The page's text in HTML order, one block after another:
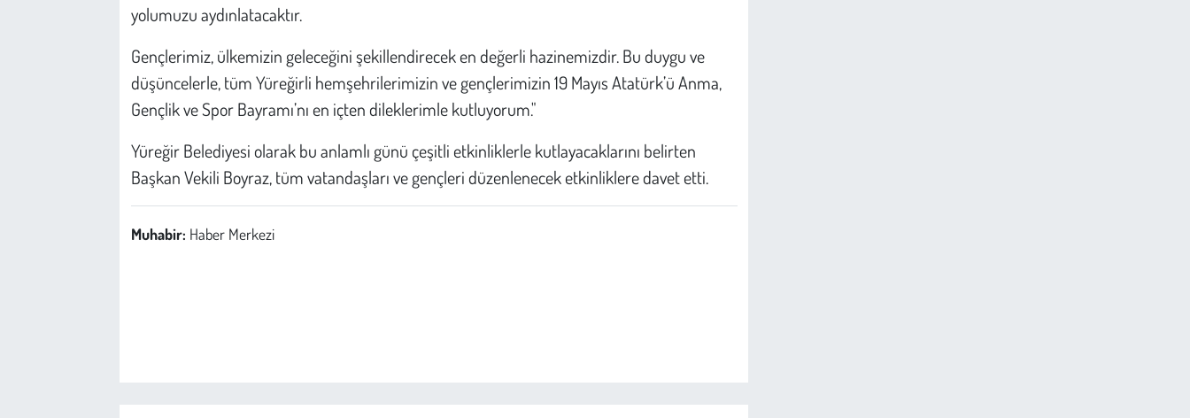
yolumuzu aydınlatacaktır.
Gençlerimiz, ülkemizin geleceğini şekillendirecek en değerli hazinemizdir. Bu duygu ve
düşüncelerle, tüm Yüreğirli hemşehrilerimizin ve gençlerimizin 19 Mayıs Atatürk’ü Anma,
Gençlik ve Spor Bayramı’nı en içten dileklerimle kutluyorum."
Yüreğir Belediyesi olarak bu anlamlı günü çeşitli etkinliklerle kutlayacaklarını belirten
Başkan Vekili Boyraz, tüm vatandaşları ve gençleri düzenlenecek etkinliklere davet etti.
Muhabir: Haber Merkezi